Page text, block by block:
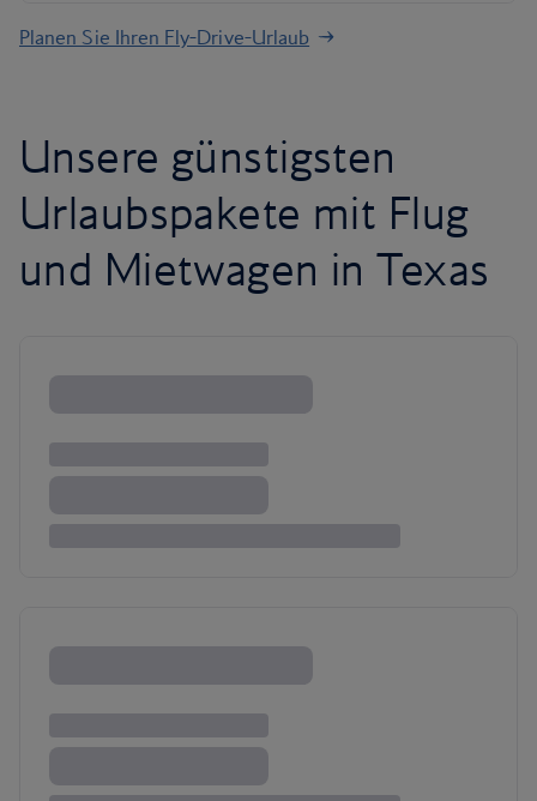
Planen Sie Ihren Fly-Drive-Urlaub
Unsere günstigsten
Urlaubspakete mit Flug
und Mietwagen in Texas